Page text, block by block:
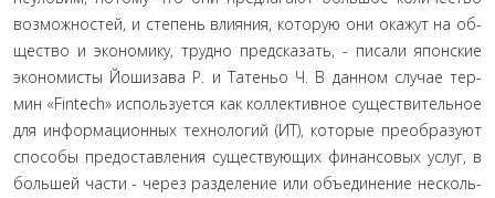
возможностей, и степень влияния, которую они окажут на об­
щество и экономику, трудно предсказать, - писали японские
экономисты Йошизава Р. и Татеньо Ч. В данном случае тер­
мин «Fintech» используется как коллективное существительное
для информационных технологий (ИТ), которые преобразуют
способы предоставления существующих финансовых услуг, в
большей части - через разделение или объединение несколь­